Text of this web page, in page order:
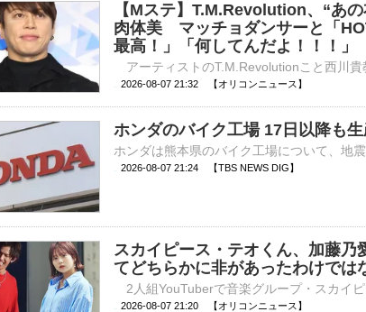
【Mステ】T.M.Revolution、“あ
肉体美 マッチョダンサーと「
最高！」「何してんだよ！！！」
2026-08-07 21:32 【オリコンニュース】
ホンダのバイク工場 17日以降も
2026-08-07 21:24 【TBS NEWS DIG】
スカイピース・テオくん、加藤乃
てどちらかに非があったわけでは
2026-08-07 21:20 【オリコンニュース】